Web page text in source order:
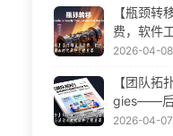
【瓶颈转
费，软件
里 AI 时
2026-04-08
【团队拓
gies——后
设计方法
2026-04-07